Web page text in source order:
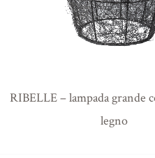
RIBELLE – lampada grande
legno